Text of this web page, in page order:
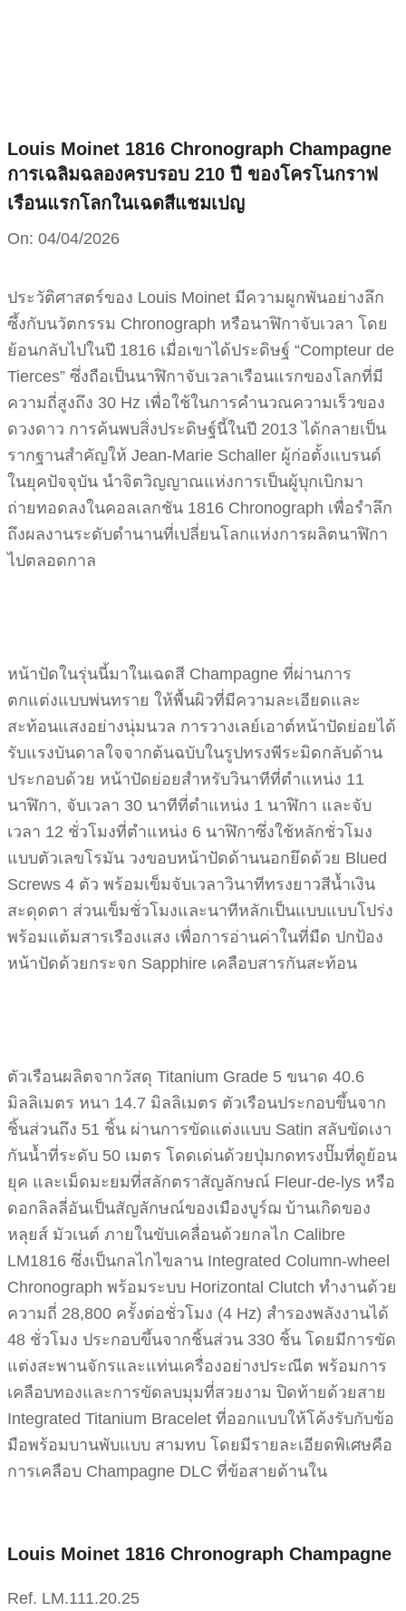
Louis Moinet 1816 Chronograph Champagne
การเฉลิมฉลองครบรอบ 210 ปี ของโครโนกราฟ
เรือนแรกโลกในเฉดสีแชมเปญ
On: 04/04/2026
ประวัติศาสตร์ของ Louis Moinet มีความผูกพันอย่างลึก
ซึ้งกับนวัตกรรม Chronograph หรือนาฬิกาจับเวลา โดย
ย้อนกลับไปในปี 1816 เมื่อเขาได้ประดิษฐ์ “Compteur de
Tierces” ซึ่งถือเป็นนาฬิกาจับเวลาเรือนแรกของโลกที่มี
ความถี่สูงถึง 30 Hz เพื่อใช้ในการคำนวณความเร็วของ
ดวงดาว การค้นพบสิ่งประดิษฐ์นี้ในปี 2013 ได้กลายเป็น
รากฐานสำคัญให้ Jean-Marie Schaller ผู้ก่อตั้งแบรนด์
ในยุคปัจจุบัน นำจิตวิญญาณแห่งการเป็นผู้บุกเบิกมา
ถ่ายทอดลงในคอลเลกชัน 1816 Chronograph เพื่อรำลึก
ถึงผลงานระดับตำนานที่เปลี่ยนโลกแห่งการผลิตนาฬิกา
ไปตลอดกาล
หน้าปัดในรุ่นนี้มาในเฉดสี Champagne ที่ผ่านการ
ตกแต่งแบบพ่นทราย ให้พื้นผิวที่มีความละเอียดและ
สะท้อนแสงอย่างนุ่มนวล การวางเลย์เอาต์หน้าปัดย่อยได้
รับแรงบันดาลใจจากต้นฉบับในรูปทรงพีระมิดกลับด้าน
ประกอบด้วย หน้าปัดย่อยสำหรับวินาทีที่ตำแหน่ง 11
นาฬิกา, จับเวลา 30 นาทีที่ตำแหน่ง 1 นาฬิกา และจับ
เวลา 12 ชั่วโมงที่ตำแหน่ง 6 นาฬิกาซึ่งใช้หลักชั่วโมง
แบบตัวเลขโรมัน วงขอบหน้าปัดด้านนอกยึดด้วย Blued
Screws 4 ตัว พร้อมเข็มจับเวลาวินาทีทรงยาวสีน้ำเงิน
สะดุดตา ส่วนเข็มชั่วโมงและนาทีหลักเป็นแบบแบบโปร่ง
พร้อมแต้มสารเรืองแสง เพื่อการอ่านค่าในที่มืด ปกป้อง
หน้าปัดด้วยกระจก Sapphire เคลือบสารกันสะท้อน
ตัวเรือนผลิตจากวัสดุ Titanium Grade 5 ขนาด 40.6
มิลลิเมตร หนา 14.7 มิลลิเมตร ตัวเรือนประกอบขึ้นจาก
ชิ้นส่วนถึง 51 ชิ้น ผ่านการขัดแต่งแบบ Satin สลับขัดเงา
กันน้ำที่ระดับ 50 เมตร โดดเด่นด้วยปุ่มกดทรงปั๊มที่ดูย้อน
ยุค และเม็ดมะยมที่สลักตราสัญลักษณ์ Fleur-de-lys หรือ
ดอกลิลลี่อันเป็นสัญลักษณ์ของเมืองบูร์ฌ บ้านเกิดของ
หลุยส์ มัวเนต์ ภายในขับเคลื่อนด้วยกลไก Calibre
LM1816 ซึ่งเป็นกลไกไขลาน Integrated Column-wheel
Chronograph พร้อมระบบ Horizontal Clutch ทำงานด้วย
ความถี่ 28,800 ครั้งต่อชั่วโมง (4 Hz) สำรองพลังงานได้
48 ชั่วโมง ประกอบขึ้นจากชิ้นส่วน 330 ชิ้น โดยมีการขัด
แต่งสะพานจักรและแท่นเครื่องอย่างประณีต พร้อมการ
เคลือบทองและการขัดลบมุมที่สวยงาม ปิดท้ายด้วยสาย
Integrated Titanium Bracelet ที่ออกแบบให้โค้งรับกับข้อ
มือพร้อมบานพับแบบ สามทบ โดยมีรายละเอียดพิเศษคือ
การเคลือบ Champagne DLC ที่ข้อสายด้านใน
Louis Moinet 1816 Chronograph Champagne
Ref. LM.111.20.25